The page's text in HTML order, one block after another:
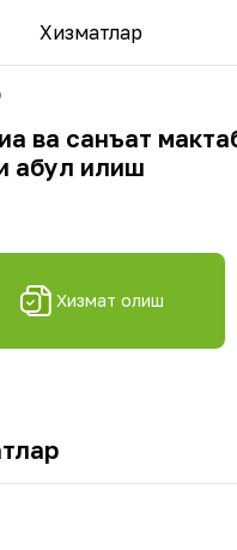
Хизматлар
ва санъат
қилиш
Хизмат олиш